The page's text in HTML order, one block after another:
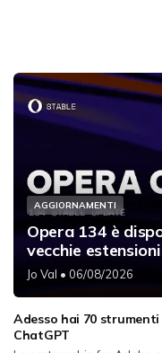
AGGIORNAMENTI
Opera 134 è
vecchie
Jo Val • 06/08/2026
Adesso hai 70
ChatGPT